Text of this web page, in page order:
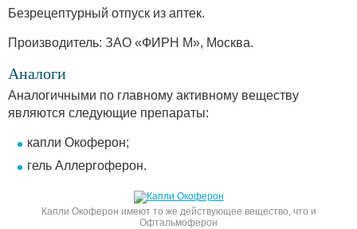
Безрецептурный отпуск из аптек.
Производитель: ЗАО «ФИРН М», Москва.
Аналоги
Аналогичными по главному активному веществу
являются следующие препараты:
капли Окоферон;
гель Аллергоферон.
Капли Окоферон имеют то же действующее вещество, что и
Офтальмоферон